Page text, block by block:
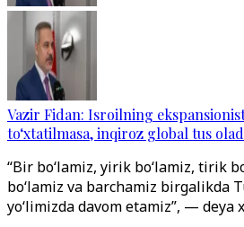
Vazir Fidan: Isroilning
to‘xtatilmasa, inqiroz global tus
“Bir boʻlamiz, yirik boʻlamiz, tirik
boʻlamiz va barchamiz birgalikda
yoʻlimizda davom etamiz”, — deya